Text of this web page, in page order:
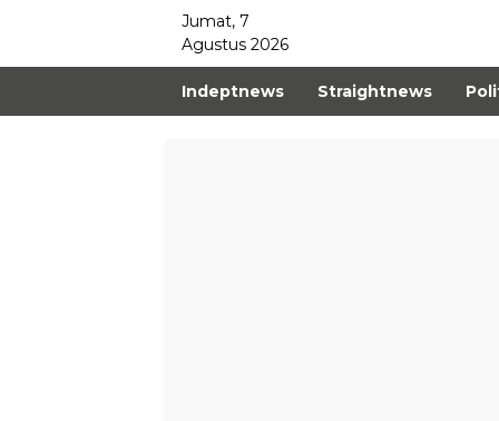
Jumat, 7
Agustus 2026
Indeptnews Straightnews